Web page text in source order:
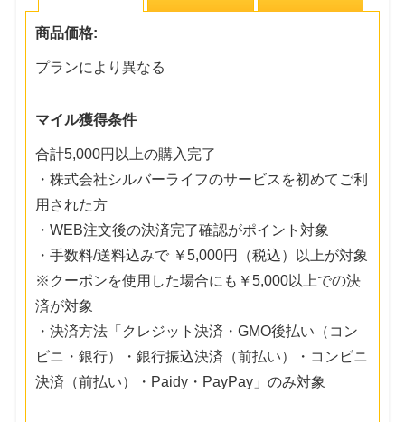
商品価格:
プランにより異なる
マイル獲得条件
合計5,000円以上の購入完了
・株式会社シルバーライフのサービスを初めてご利
用された方
・WEB注文後の決済完了確認がポイント対象
・手数料/送料込みで ￥5,000円（税込）以上が対象
※クーポンを使用した場合にも￥5,000以上での決
済が対象
・決済方法「クレジット決済・GMO後払い（コン
ビニ・銀行）・銀行振込決済（前払い）・コンビニ
決済（前払い）・Paidy・PayPay」のみ対象